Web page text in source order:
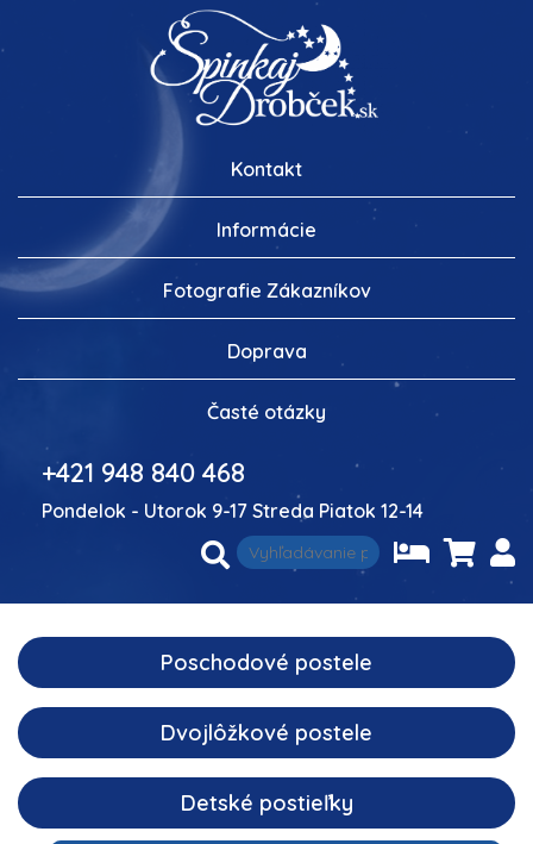
Kontakt
Informácie
Fotografie Zákazníkov
Doprava
Časté otázky
+421 948 840 468
Pondelok - Utorok 9-17 Streda Piatok 12-14
Poschodové postele
Dvojlôžkové postele
Detské postieľky